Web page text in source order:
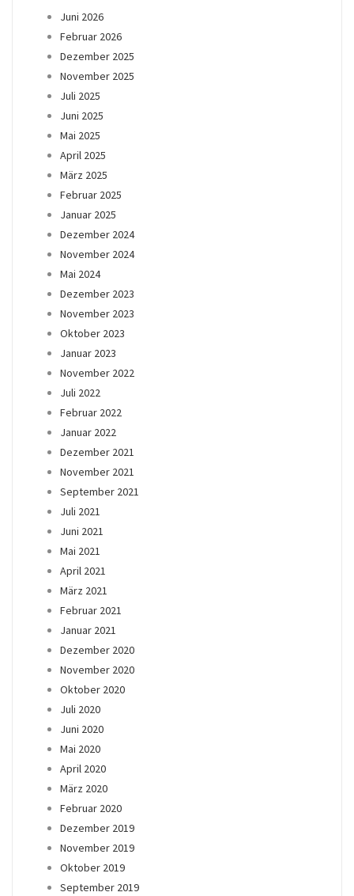
Juni 2026
Februar 2026
Dezember 2025
November 2025
Juli 2025
Juni 2025
Mai 2025
April 2025
März 2025
Februar 2025
Januar 2025
Dezember 2024
November 2024
Mai 2024
Dezember 2023
November 2023
Oktober 2023
Januar 2023
November 2022
Juli 2022
Februar 2022
Januar 2022
Dezember 2021
November 2021
September 2021
Juli 2021
Juni 2021
Mai 2021
April 2021
März 2021
Februar 2021
Januar 2021
Dezember 2020
November 2020
Oktober 2020
Juli 2020
Juni 2020
Mai 2020
April 2020
März 2020
Februar 2020
Dezember 2019
November 2019
Oktober 2019
September 2019